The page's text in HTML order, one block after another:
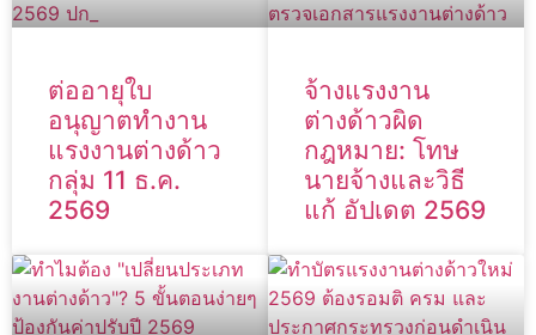
ต่ออายุใบ
อนุญาตทำงาน
แรงงานต่างด้าว
กลุ่ม 11 ธ.ค.
2569
จ้างแรงงาน
ต่างด้าวผิด
กฎหมาย: โทษ
นายจ้างและวิธี
แก้ อัปเดต 2569